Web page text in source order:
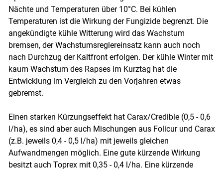
Skip to main content
Nächte und Temperaturen über 10°C. Bei kühlen
Temperaturen ist die Wirkung der Fungizide begrenzt. Die
angekündigte kühle Witterung wird das Wachstum
bremsen, der Wachstumsreglereinsatz kann auch noch
nach Durchzug der Kaltfront erfolgen. Der kühle Winter mit
kaum Wachstum des Rapses im Kurztag hat die
Entwicklung im Vergleich zu den Vorjahren etwas
gebremst.
Einen starken Kürzungseffekt hat Carax/Credible (0,5 - 0,6
l/ha), es sind aber auch Mischungen aus Folicur und Carax
(z.B. jeweils 0,4 - 0,5 l/ha) mit jeweils gleichen
Aufwandmengen möglich. Eine gute kürzende Wirkung
besitzt auch Toprex mit 0,35 - 0,4 l/ha. Eine kürzende